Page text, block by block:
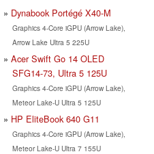
Dynabook Portégé X40-M
Graphics 4-Core iGPU (Arrow Lake),
Arrow Lake Ultra 5 225U
Acer Swift Go 14 OLED
SFG14-73, Ultra 5 125U
Graphics 4-Core iGPU (Arrow Lake),
Meteor Lake-U Ultra 5 125U
HP EliteBook 640 G11
Graphics 4-Core iGPU (Arrow Lake),
Meteor Lake-U Ultra 7 155U